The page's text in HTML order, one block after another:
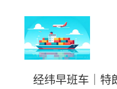
经纬早班车｜特